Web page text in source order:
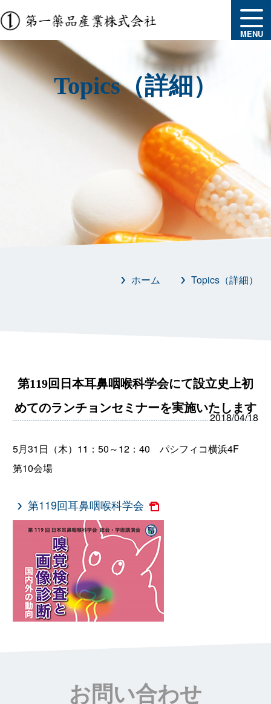
MENU
Topics（詳細）
ホーム Topics（詳細）
第119回日本耳鼻咽喉科学会にて設立史上初
めてのランチョンセミナーを実施いたします
2018/04/18
5月31日（木）11：50～12：40 パシフィコ横浜4F
第10会場
第119回耳鼻咽喉科学会
お問い合わせ